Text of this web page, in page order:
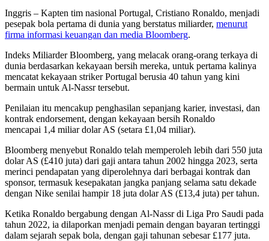
Inggris – Kapten tim nasional Portugal, Cristiano Ronaldo, menjadi
pesepak bola pertama di dunia yang berstatus miliarder, menurut
firma informasi keuangan dan media Bloomberg.
Indeks Miliarder Bloomberg, yang melacak orang-orang terkaya di
dunia berdasarkan kekayaan bersih mereka, untuk pertama kalinya
mencatat kekayaan striker Portugal berusia 40 tahun yang kini
bermain untuk Al-Nassr tersebut.
Penilaian itu mencakup penghasilan sepanjang karier, investasi, dan
kontrak endorsement, dengan kekayaan bersih Ronaldo
mencapai 1,4 miliar dolar AS (setara £1,04 miliar).
Bloomberg menyebut Ronaldo telah memperoleh lebih dari 550 juta
dolar AS (£410 juta) dari gaji antara tahun 2002 hingga 2023, serta
merinci pendapatan yang diperolehnya dari berbagai kontrak dan
sponsor, termasuk kesepakatan jangka panjang selama satu dekade
dengan Nike senilai hampir 18 juta dolar AS (£13,4 juta) per tahun.
Ketika Ronaldo bergabung dengan Al-Nassr di Liga Pro Saudi pada
tahun 2022, ia dilaporkan menjadi pemain dengan bayaran tertinggi
dalam sejarah sepak bola, dengan gaji tahunan sebesar £177 juta.